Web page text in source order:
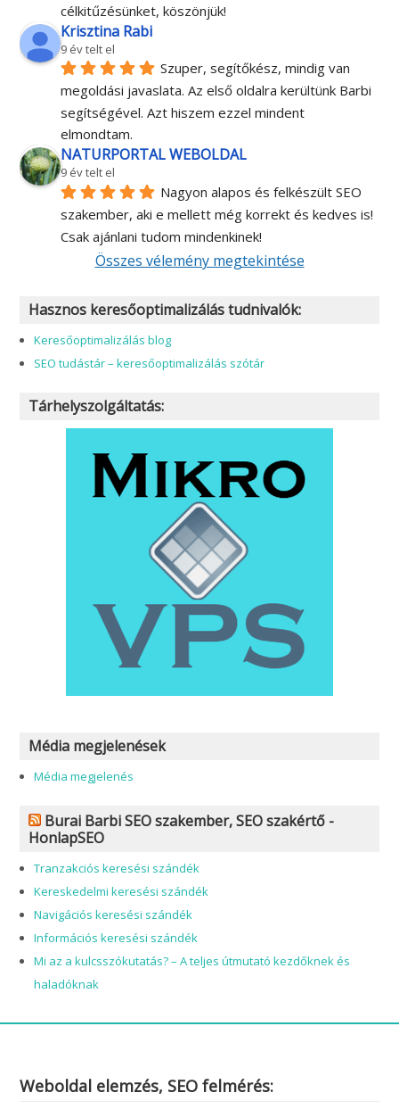
célkitűzésünket, köszönjük!
Krisztina Rabi
9 év telt el
Szuper, segítőkész, mindig van
megoldási javaslata. Az első oldalra kerültünk Barbi
segítségével. Azt hiszem ezzel mindent
elmondtam.
NATURPORTAL WEBOLDAL
9 év telt el
Nagyon alapos és felkészült SEO
szakember, aki e mellett még korrekt és kedves is!
Csak ajánlani tudom mindenkinek!
Összes vélemény megtekintése
Hasznos keresőoptimalizálás tudnivalók:
Keresőoptimalizálás blog
SEO tudástár – keresőoptimalizálás szótár
Tárhelyszolgáltatás:
Média megjelenések
Média megjelenés
Burai Barbi SEO szakember, SEO szakértő -
HonlapSEO
Tranzakciós keresési szándék
Kereskedelmi keresési szándék
Navigációs keresési szándék
Információs keresési szándék
Mi az a kulcsszókutatás? – A teljes útmutató kezdőknek és
haladóknak
Weboldal elemzés, SEO felmérés: